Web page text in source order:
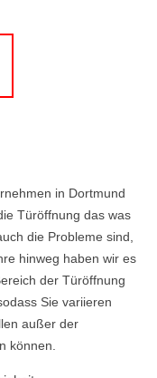
in Dortmund
Türöffnung das was
die Probleme sind,
hinweg haben wir es
der Türöffnung
Sie variieren
außer der
können.